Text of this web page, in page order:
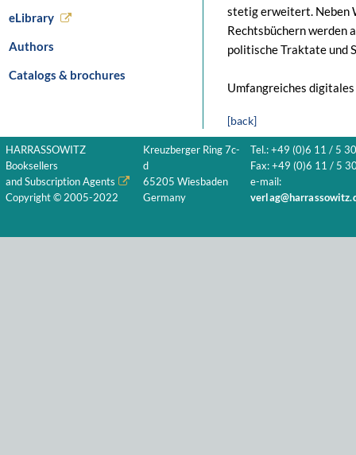
eLibrary
Authors
Catalogs & brochures
stetig erweitert. Neben
Rechtsbüchern werden
politische Traktate und
Umfangreiches
[back]
HARRASSOWITZ
Booksellers
and Subscription Agents
Copyright © 2005-2022
Kreuzberger Ring 7c-
d
65205 Wiesbaden
Germany
Tel.: +49 (0)6 11 / 5
Fax: +49 (0)6 11 / 5
e-mail: